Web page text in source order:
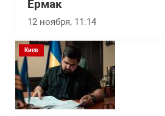
Ермак
12 ноября, 11:14
Киев